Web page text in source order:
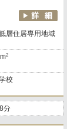
層住居専用地域
2
校
分